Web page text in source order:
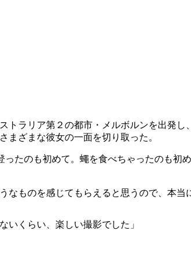
ラリア第２の都市・メルボルンを出発し
ざまな彼女の一面を切り取った。
ったのも初めて。蠅を食べちゃったのも
ものを感じてもらえると思うので、本当
くらい、楽しい撮影でした」